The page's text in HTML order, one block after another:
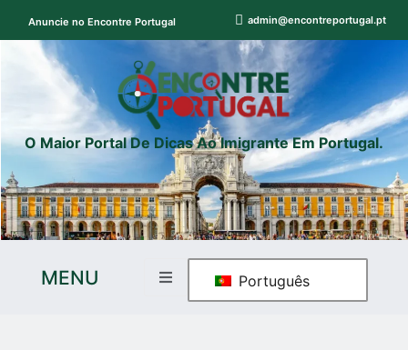
Anuncie no Encontre Portugal admin@encontreportugal.pt
O Maior Portal De Dicas Ao Imigrante Em Portugal.
MENU Português